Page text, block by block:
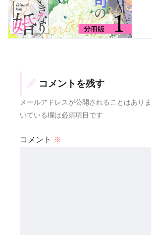
コメントを残す
メールアドレスが公開されることはありま
いている欄は必須項目です
コメント ※